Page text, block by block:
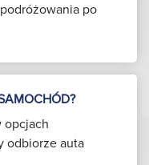
po
opcjach
odbiorze auta